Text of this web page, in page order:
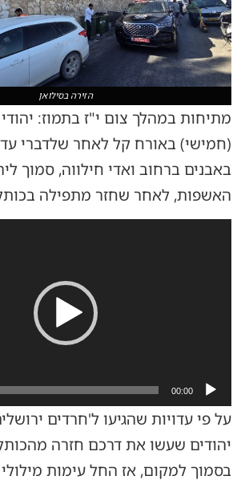
הזירה בסילואן
מתיחות במהלך צום י"ז בתמוז:
(חמישי) באורח קל לאחר שלדברי
באבנים ברחוב ואדי חילווה, סמוך
האשפות, לאחר שחזר מתפילה
00:00
על פי עדויות שהגיעו ל'חרדים
יהודים שעשו את דרכם חזרה
בסמוך למקום, אז החל עימות